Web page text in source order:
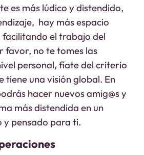
es más lúdico y distendido,
hay más espacio
el trabajo del
favor, no te tomes las
personal, fíate del criterio
tiene una visión global. En
hacer nuevos amig@s y
más distendida en un
pensado para ti.